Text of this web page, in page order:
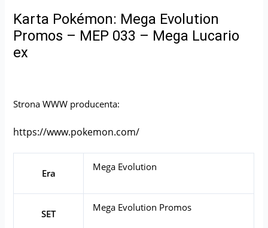
Karta Pokémon: Mega Evolution
Promos – MEP 033 – Mega Lucario
ex
Strona WWW producenta:
https://www.pokemon.com/
Era
Mega Evolution
SET
Mega Evolution Promos